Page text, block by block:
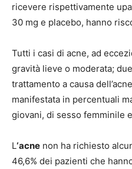
ricevere rispettivamente
30 mg e placebo, hanno
Tutti i casi di acne, ad
gravità lieve o moderata;
trattamento a causa
manifestata in percentuali
giovani, di sesso femminile
L‘acne non ha richiesto
46,6% dei pazienti che